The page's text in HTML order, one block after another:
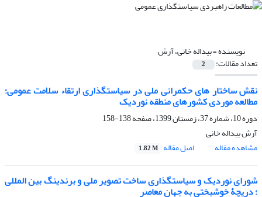
نویسنده =بیداله خانی، آرش
تعداد مقالات: 2
نقش ساختار های حکمرانی ملی در سیاستگذاری ارتقاء سلامت عمومی؛
مطالعه موردی کشورهای منطقه نوردیک
دوره 10، شماره 37، زمستان 1399، صفحه
138-158
آرش بیداله خانی
مشاهده مقاله
اصل مقاله 1.82 M
شورای نوردیک و سیاستگذاری ساخت تصویر ملی و برندینگ بین المللی
؛ دریچۀ خوشبختی به جهان معاصر